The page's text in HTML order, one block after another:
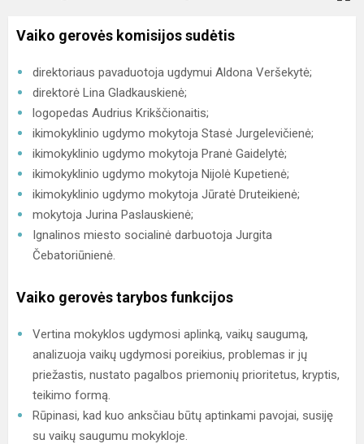
Vaiko gerovės komisijos sudėtis
direktoriaus pavaduotoja ugdymui Aldona Veršekytė;
direktorė Lina Gladkauskienė;
logopedas Audrius Krikščionaitis;
ikimokyklinio ugdymo mokytoja Stasė Jurgelevičienė;
ikimokyklinio ugdymo mokytoja Pranė Gaidelytė;
ikimokyklinio ugdymo mokytoja Nijolė Kupetienė;
ikimokyklinio ugdymo mokytoja Jūratė Druteikienė;
mokytoja Jurina Paslauskienė;
Ignalinos miesto socialinė darbuotoja Jurgita
Čebatoriūnienė.
Vaiko gerovės tarybos funkcijos
Vertina mokyklos ugdymosi aplinką, vaikų saugumą,
analizuoja vaikų ugdymosi poreikius, problemas ir jų
priežastis, nustato pagalbos priemonių prioritetus, kryptis,
teikimo formą.
Rūpinasi, kad kuo anksčiau būtų aptinkami pavojai, susiję
su vaikų saugumu mokykloje.